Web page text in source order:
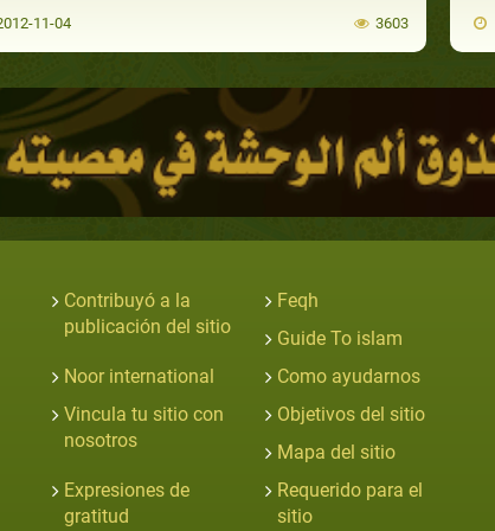
11-04 3603
Contribuyó a la
publicación del sitio
Feqh
Guide To islam
Noor international
Como ayudarnos
Vincula tu sitio con
nosotros
Objetivos del sitio
Mapa del sitio
Expresiones de
gratitud
Requerido para el
sitio